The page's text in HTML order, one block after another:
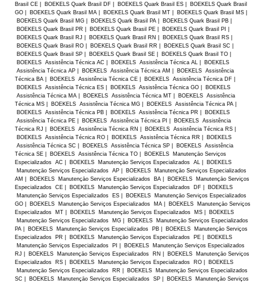
Brasil CE | BOEKELS Quark Brasil DF | BOEKELS Quark Brasil ES | BOEKELS Quark Brasil
GO | BOEKELS Quark Brasil MA | BOEKELS Quark Brasil MT | BOEKELS Quark Brasil MS |
BOEKELS Quark Brasil MG | BOEKELS Quark Brasil PA | BOEKELS Quark Brasil PB |
BOEKELS Quark Brasil PR | BOEKELS Quark Brasil PE | BOEKELS Quark Brasil PI |
BOEKELS Quark Brasil RJ | BOEKELS Quark Brasil RN | BOEKELS Quark Brasil RS |
BOEKELS Quark Brasil RO | BOEKELS Quark Brasil RR | BOEKELS Quark Brasil SC |
BOEKELS Quark Brasil SP | BOEKELS Quark Brasil SE | BOEKELS Quark Brasil TO |
BOEKELS Assistência Técnica AC | BOEKELS Assistência Técnica AL | BOEKELS
Assistência Técnica AP | BOEKELS Assistência Técnica AM | BOEKELS Assistência
Técnica BA | BOEKELS Assistência Técnica CE | BOEKELS Assistência Técnica DF |
BOEKELS Assistência Técnica ES | BOEKELS Assistência Técnica GO | BOEKELS
Assistência Técnica MA | BOEKELS Assistência Técnica MT | BOEKELS Assistência
Técnica MS | BOEKELS Assistência Técnica MG | BOEKELS Assistência Técnica PA |
BOEKELS Assistência Técnica PB | BOEKELS Assistência Técnica PR | BOEKELS
Assistência Técnica PE | BOEKELS Assistência Técnica PI | BOEKELS Assistência
Técnica RJ | BOEKELS Assistência Técnica RN | BOEKELS Assistência Técnica RS |
BOEKELS Assistência Técnica RO | BOEKELS Assistência Técnica RR | BOEKELS
Assistência Técnica SC | BOEKELS Assistência Técnica SP | BOEKELS Assistência
Técnica SE | BOEKELS Assistência Técnica TO | BOEKELS Manutençāo Serviços
Especializados AC | BOEKELS Manutençāo Serviços Especializados AL | BOEKELS
Manutençāo Serviços Especializados AP | BOEKELS Manutençāo Serviços Especializados
AM | BOEKELS Manutençāo Serviços Especializados BA | BOEKELS Manutençāo Serviços
Especializados CE | BOEKELS Manutençāo Serviços Especializados DF | BOEKELS
Manutençāo Serviços Especializados ES | BOEKELS Manutençāo Serviços Especializados
GO | BOEKELS Manutençāo Serviços Especializados MA | BOEKELS Manutençāo Serviços
Especializados MT | BOEKELS Manutençāo Serviços Especializados MS | BOEKELS
Manutençāo Serviços Especializados MG | BOEKELS Manutençāo Serviços Especializados
PA | BOEKELS Manutençāo Serviços Especializados PB | BOEKELS Manutençāo Serviços
Especializados PR | BOEKELS Manutençāo Serviços Especializados PE | BOEKELS
Manutençāo Serviços Especializados PI | BOEKELS Manutençāo Serviços Especializados
RJ | BOEKELS Manutençāo Serviços Especializados RN | BOEKELS Manutençāo Serviços
Especializados RS | BOEKELS Manutençāo Serviços Especializados RO | BOEKELS
Manutençāo Serviços Especializados RR | BOEKELS Manutençāo Serviços Especializados
SC | BOEKELS Manutençāo Serviços Especializados SP | BOEKELS Manutençāo Serviços